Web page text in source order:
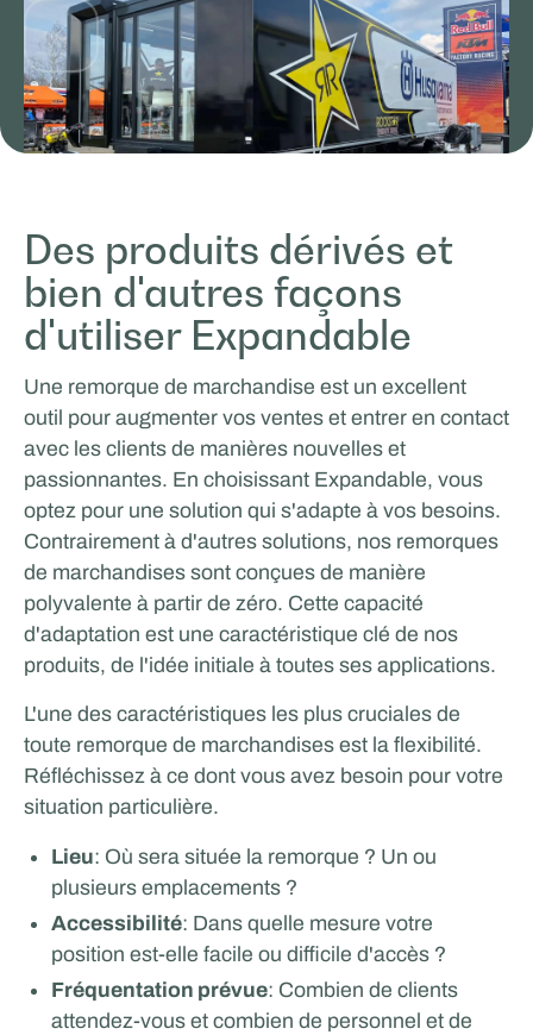
ICEONE Racing
Rijschool Roordink
SPORTS ET HÔTELLERIE
Glenn van Straalen
Des produits dérivés et
bien d'autres façons
d'utiliser Expandable
Une remorque de marchandise est un excellent
outil pour augmenter vos ventes et entrer en contact
avec les clients de manières nouvelles et
passionnantes. En choisissant Expandable, vous
optez pour une solution qui s'adapte à vos besoins.
Contrairement à d'autres solutions, nos remorques
de marchandises sont conçues de manière
polyvalente à partir de zéro. Cette capacité
d'adaptation est une caractéristique clé de nos
produits, de l'idée initiale à toutes ses applications.
L'une des caractéristiques les plus cruciales de
toute remorque de marchandises est la flexibilité.
Réfléchissez à ce dont vous avez besoin pour votre
situation particulière.
Lieu: Où sera située la remorque ? Un ou
plusieurs emplacements ?
Accessibilité: Dans quelle mesure votre
position est-elle facile ou difficile d'accès ?
Fréquentation prévue: Combien de clients
attendez-vous et combien de personnel et de